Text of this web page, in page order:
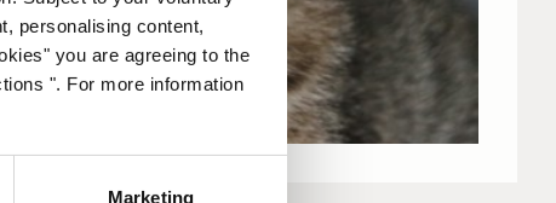
personalising content,
you are agreeing to the
". For more information
Marketing